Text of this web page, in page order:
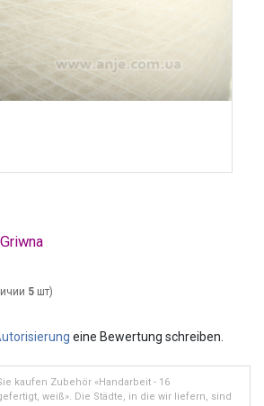
Griwna
5 шт)
eine Bewertung schreiben.
kaufen Zubehör «Handarbeit - 16
weiß». Die Städte, in die wir liefern, sind